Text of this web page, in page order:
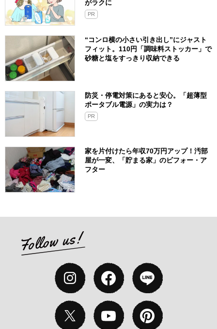
がラクに
PR
“コンロ横の小さい引き出し”にジャスト
フィット。110円「調味料ストッカー」で
砂糖と塩をすっきり収納できる
防災・停電対策にあると安心。「超薄型
ポータブル電源」の実力は？​
PR
家を片付けたら年収70万円アップ！汚部
屋が一変、「貯まる家」のビフォー・ア
フター